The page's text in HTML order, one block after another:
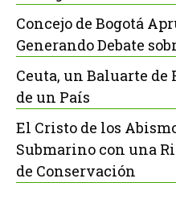
Concejo de Bogotá
Generando Debate
Ceuta, un Baluarte de
de un País
El Cristo de los
Submarino con una
de Conservación